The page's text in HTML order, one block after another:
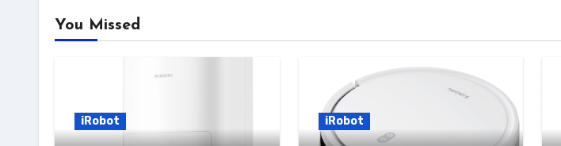
You Missed
iRobot iRobot